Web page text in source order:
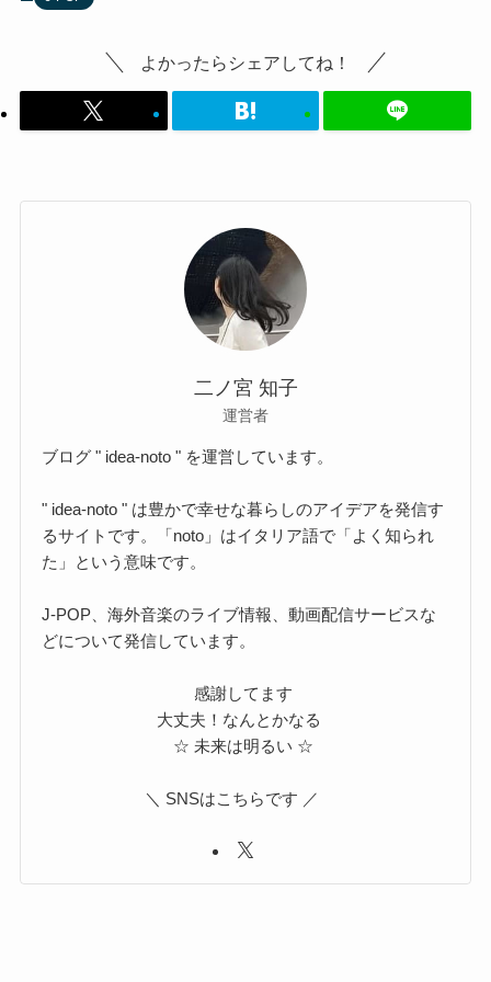
よかったらシェアしてね！
二ノ宮 知子
運営者
ブログ " idea-noto " を運営しています。
" idea-noto " は豊かで幸せな暮らしのアイデアを発信す
るサイトです。「noto」はイタリア語で「よく知られ
た」という意味です。
J-POP、海外音楽のライブ情報、動画配信サービスな
どについて発信しています。
感謝してます
大丈夫！なんとかなる
☆ 未来は明るい ☆
＼ SNSはこちらです ／